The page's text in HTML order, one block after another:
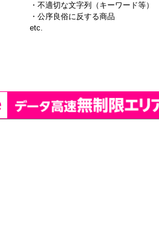
・不適切な文字列（キーワード等）
・公序良俗に反する商品
etc.